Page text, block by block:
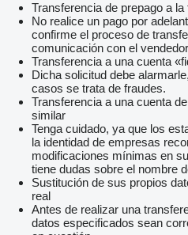
Transferencia de prepago a la
No realice un pago por
confirme el proceso de
comunicación con el
Transferencia a una cuenta
Dicha solicitud debe
casos se trata de fraudes.
Transferencia a una cuenta
similar
Tenga cuidado, ya que los
la identidad de empresas
modificaciones mínimas en
tiene dudas sobre el nombre
Sustitución de sus propios
real
Antes de realizar una
datos especificados sean